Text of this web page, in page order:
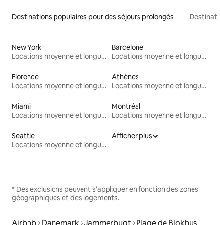
Destinations populaires pour des séjours prolongés
New York
Locations moyenne et longue durée
Barcelone
Locations moyenne et longue durée
Florence
Locations moyenne et longue durée
Athènes
Locations moyenne et longue durée
Miami
Locations moyenne et longue durée
Montréal
Locations moyenne et longue durée
Seattle
Locations moyenne et longue durée
Afficher plus
* Des exclusions peuvent s'appliquer en fonction des zones
géographiques et des logements.